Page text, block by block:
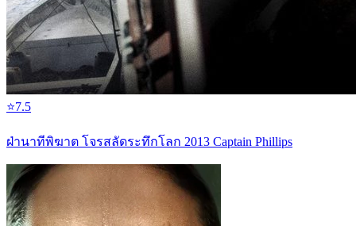
⭐7.5
ฝ่านาทีพิฆาต โจรสลัดระทึกโลก 2013 Captain Phillips